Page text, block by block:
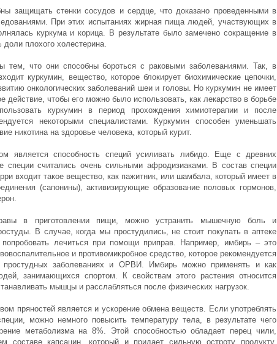
защищать стенки сосудов и сердце, что доказано проведенными в
При этих испытаниях жирная пища людей, участвующих в
куркума и корица. В результате было замечено сокращение в
доли плохого холестерина.
тем, что они способны бороться с раковыми заболеваниями. Так, в
куркумин, вещество, которое блокирует биохимические цепочки,
онкологических заболеваний шеи и головы. Но куркумин не имеет
действие, чтобы его можно было использовать, как лекарство в борьбе
куркумин в период прохождения химиотерапии и после
некоторыми специалистами. Куркумин способен уменьшать
никотина на здоровье человека, который курит.
является способность специй усиливать либидо. Еще с древних
специи считались очень сильными афродизиаками. В состав специи
входит такое вещество, как пажитник, или шамбала, который имеет в
(сапонины), активизирующие образование половых гормонов,
в приготовлении пищи, можно устранить мышечную боль и
В случае, когда мы простудились, не стоит покупать в аптеке
лечиться при помощи приправ. Например, имбирь – это
и противомикробное средство, которое рекомендуется
простудных заболеваниях и ОРВИ. Имбирь можно применять и как
занимающихся спортом. К свойствам этого растения относится
мышцы и расслабляться после физических нагрузок.
пряностей является и ускорение обмена веществ. Если употреблять
можно немного повысить температуру тела, в результате чего
метаболизма на 8%. Этой способностью обладает перец чили,
составе капсацин, который и придает сильную остроту продукту.